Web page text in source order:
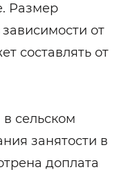
Размер
от
составлять от
сельском
занятости в
доплата